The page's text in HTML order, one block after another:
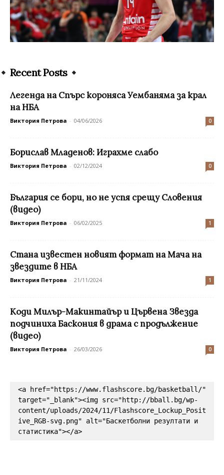
Recent Posts
Легенда на Спърс короняса Уембаняма за крал
на НБА
Виктория Петрова - 04/06/2026 0
Борислав Младенов: Играхме слабо
Виктория Петрова - 02/12/2024 0
България се бори, но не успя срещу Словения
(видео)
Виктория Петрова - 06/02/2025 1
Стана известен новият формат на Мача на
звездите в НБА
Виктория Петрова - 21/11/2024 1
Коди Милър-Макинтайър и Цървена Звезда
подчиниха Баскония в драма с продължение
(видео)
Виктория Петрова - 26/03/2026 0
<a href="https://www.flashscore.bg/basketball/"
target="_blank"><img src="http://bball.bg/wp-
content/uploads/2024/11/Flashscore_Lockup_Posit
ive_RGB-svg.png" alt="Баскетболни резултати и
статистика"></a>